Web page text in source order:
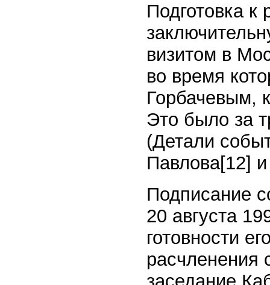
Подготовка к
визитом в
во время
Горбачевым,
Это было за
(Детали
Павлова[12]
Подписание
20 августа
готовности
расчленения